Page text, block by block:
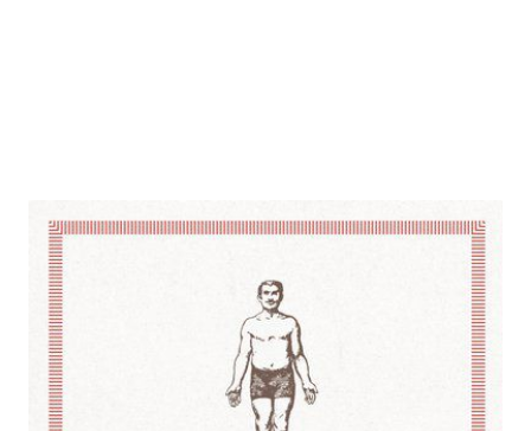
Wurzeln
Zur Wunschliste hinzufügen
Die trügerischen Mythen der Identität